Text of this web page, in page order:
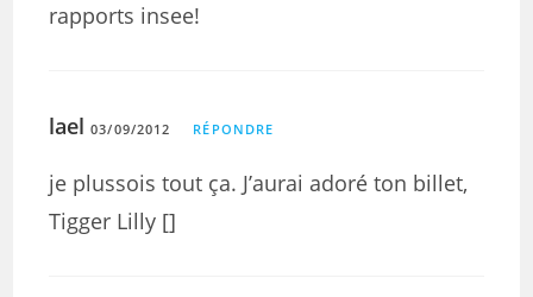
rapports insee!
lael 03/09/2012 RÉPONDRE
je plussois tout ça. J’aurai adoré ton billet,
Tigger Lilly []